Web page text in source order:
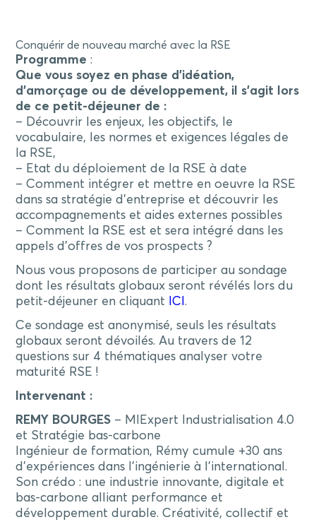
Conquérir de nouveau marché avec la RSE
Programme :
Que vous soyez en phase d’idéation,
d’amorçage ou de développement, il s’agit lors
de ce petit-déjeuner de :
– Découvrir les enjeux, les objectifs, le
vocabulaire, les normes et exigences légales de
la RSE,
– Etat du déploiement de la RSE à date
– Comment intégrer et mettre en oeuvre la RSE
dans sa stratégie d’entreprise et découvrir les
accompagnements et aides externes possibles
– Comment la RSE est et sera intégré dans les
appels d’offres de vos prospects ?
Nous vous proposons de participer au sondage
dont les résultats globaux seront révélés lors du
petit-déjeuner en cliquant
ICI.
Ce sondage est anonymisé, seuls les résultats
globaux seront dévoilés. Au travers de 12
questions sur 4 thématiques analyser votre
maturité RSE !
Intervenant :
REMY BOURGES – MIExpert Industrialisation 4.0
et Stratégie bas-carbone
Ingénieur de formation, Rémy cumule +30 ans
d’expériences dans l’ingénierie à l’international.
Son crédo : une industrie innovante, digitale et
bas-carbone alliant performance et
développement durable. Créativité, collectif et